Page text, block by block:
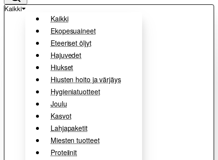
Kaikki
Kaikki
Ekopesuaineet
Eteeriset öljyt
Hajuvedet
Hiukset
Hiusten hoito ja värjäys
Hygieniatuotteet
Joulu
Kasvot
Lahjapaketit
Miesten tuotteet
Proteiinit